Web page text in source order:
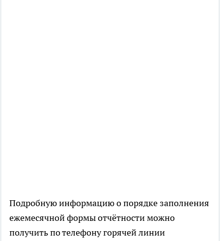
Подробную информацию о порядке заполнения
ежемесячной формы отчётности можно
получить по телефону горячей линии